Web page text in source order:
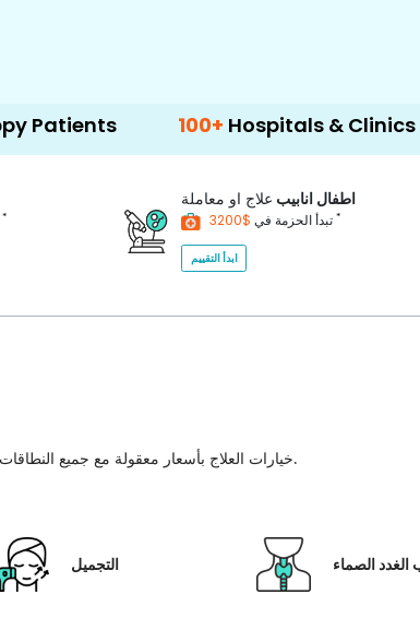
100+Hospitals & Clinics 500+
*
اطفال انابيب علاج او معاملة
تبدأ الحزمة في *
ابدأ التقييم
خيارات العلاج بأسعار معقولة مع جميع النطاقات الممكنة من الإجراءات الطبية للاختيار من بينها مع أفضل جودة للرعاية الصحية في البلاد.
التجميل الصماء